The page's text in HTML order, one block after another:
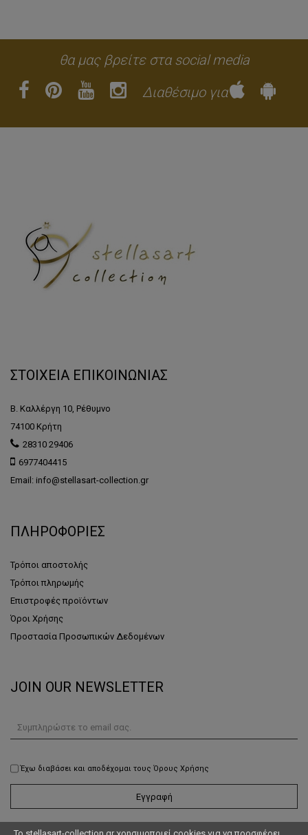
θα μας βρείτε στα social media
Διαθέσιμο για
ΣΤΟΙΧΕΙΑ ΕΠΙΚΟΙΝΩΝΙΑΣ
Β. Καλλέργη 10, Ρέθυμνο
74100 Κρήτη
28310 29406
6977404415
Email: info@stellasart-collection.gr
ΠΛΗΡΟΦΟΡΙΕΣ
Τρόποι αποστολής
Τρόποι πληρωμής
Επιστροφές προϊόντων
Όροι Χρήσης
Προστασία Προσωπικών Δεδομένων
JOIN OUR NEWSLETTER
Έχω διαβάσει και αποδέχομαι τους Όρους Χρήσης
Εγγραφή